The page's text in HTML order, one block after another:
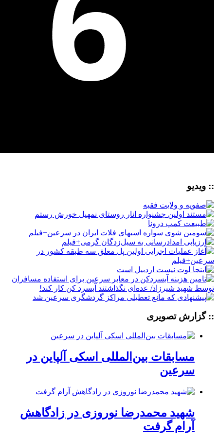
:: ویدیو
:: گزارش تصویری
مسابقات بین‌المللی اسکی آلپاین در
سرعین
شهید محمدرضا نوروزی در زادگاهش
آرام گرفت